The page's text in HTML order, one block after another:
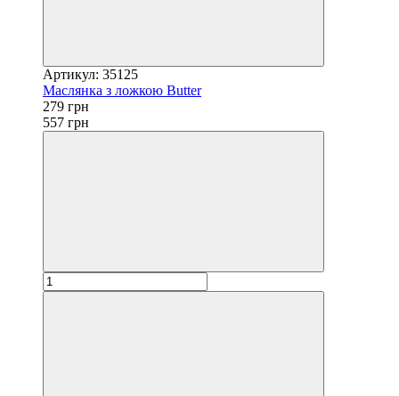
Артикул: 35125
Маслянка з ложкою Butter
279 грн
557 грн